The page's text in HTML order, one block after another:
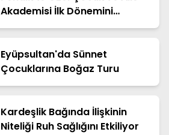
Akademisi İlk Dönemini
Tamamladı
Eyüpsultan'da Sünnet
Çocuklarına Boğaz Turu
Kardeşlik Bağında İlişkinin
Niteliği Ruh Sağlığını Etkiliyor